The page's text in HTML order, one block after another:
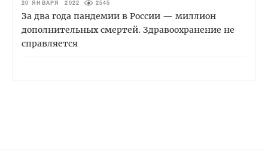
20 ЯНВАРЯ 2022 2545
За два года пандемии в России — миллион
дополнительных смертей. Здравоохранение не
справляется